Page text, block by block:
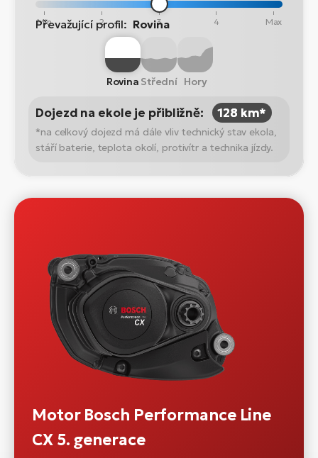
Min 2 3 4 Max
Převažující profil: Rovina
Rovina Střední Hory
Dojezd na ekole je přibližně: 128 km*
*na celkový dojezd má dále vliv technický stav ekola,
stáří baterie, teplota okolí, protivítr a technika jízdy.
Motor Bosch Performance Line
CX 5. generace